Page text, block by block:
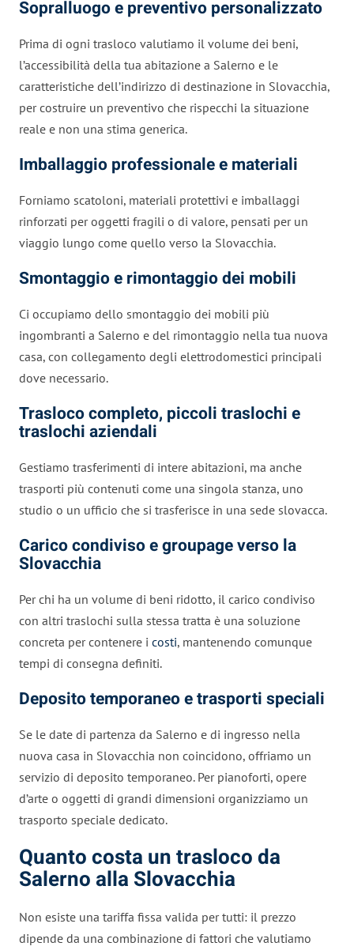
Sopralluogo e preventivo personalizzato
Prima di ogni trasloco valutiamo il volume dei beni,
l’accessibilità della tua abitazione a Salerno e le
caratteristiche dell’indirizzo di destinazione in Slovacchia,
per costruire un preventivo che rispecchi la situazione
reale e non una stima generica.
Imballaggio professionale e materiali
Forniamo scatoloni, materiali protettivi e imballaggi
rinforzati per oggetti fragili o di valore, pensati per un
viaggio lungo come quello verso la Slovacchia.
Smontaggio e rimontaggio dei mobili
Ci occupiamo dello smontaggio dei mobili più
ingombranti a Salerno e del rimontaggio nella tua nuova
casa, con collegamento degli elettrodomestici principali
dove necessario.
Trasloco completo, piccoli traslochi e
traslochi aziendali
Gestiamo trasferimenti di intere abitazioni, ma anche
trasporti più contenuti come una singola stanza, uno
studio o un ufficio che si trasferisce in una sede slovacca.
Carico condiviso e groupage verso la
Slovacchia
Per chi ha un volume di beni ridotto, il carico condiviso
con altri traslochi sulla stessa tratta è una soluzione
concreta per contenere i costi, mantenendo comunque
tempi di consegna definiti.
Deposito temporaneo e trasporti speciali
Se le date di partenza da Salerno e di ingresso nella
nuova casa in Slovacchia non coincidono, offriamo un
servizio di deposito temporaneo. Per pianoforti, opere
d’arte o oggetti di grandi dimensioni organizziamo un
trasporto speciale dedicato.
Quanto costa un trasloco da
Salerno alla Slovacchia
Non esiste una tariffa fissa valida per tutti: il prezzo
dipende da una combinazione di fattori che valutiamo